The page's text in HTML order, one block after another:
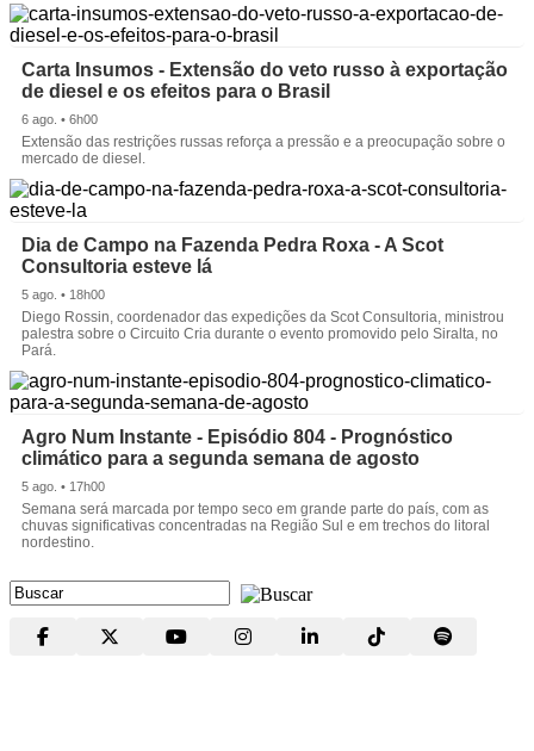
Carta Insumos - Extensão do veto russo à exportação
de diesel e os efeitos para o Brasil
6 ago. • 6h00
Extensão das restrições russas reforça a pressão e a preocupação sobre o
mercado de diesel.
Dia de Campo na Fazenda Pedra Roxa - A Scot
Consultoria esteve lá
5 ago. • 18h00
Diego Rossin, coordenador das expedições da Scot Consultoria, ministrou
palestra sobre o Circuito Cria durante o evento promovido pelo Siralta, no
Pará.
Agro Num Instante - Episódio 804 - Prognóstico
climático para a segunda semana de agosto
5 ago. • 17h00
Semana será marcada por tempo seco em grande parte do país, com as
chuvas significativas concentradas na Região Sul e em trechos do litoral
nordestino.